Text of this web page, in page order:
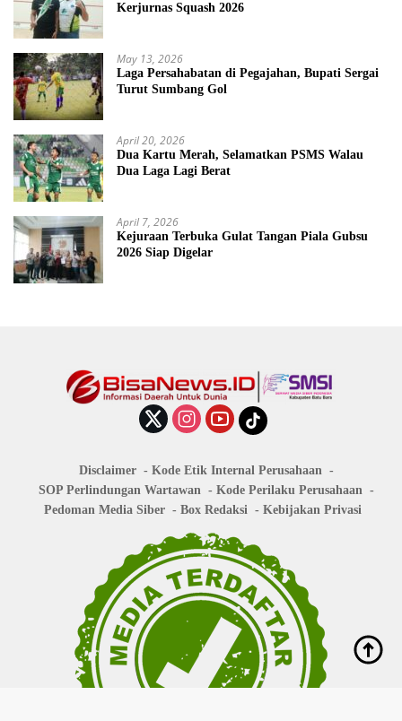
Kerjurnas Squash 2026
May 13, 2026
Laga Persahabatan di Pegajahan, Bupati Sergai
Turut Sumbang Gol
April 20, 2026
Dua Kartu Merah, Selamatkan PSMS Walau
Dua Laga Lagi Berat
April 7, 2026
Kejuraan Terbuka Gulat Tangan Piala Gubsu
2026 Siap Digelar
Disclaimer
Kode Etik Internal Perusahaan
SOP Perlindungan Wartawan
Kode Perilaku Perusahaan
Pedoman Media Siber
Box Redaksi Kebijakan Privasi